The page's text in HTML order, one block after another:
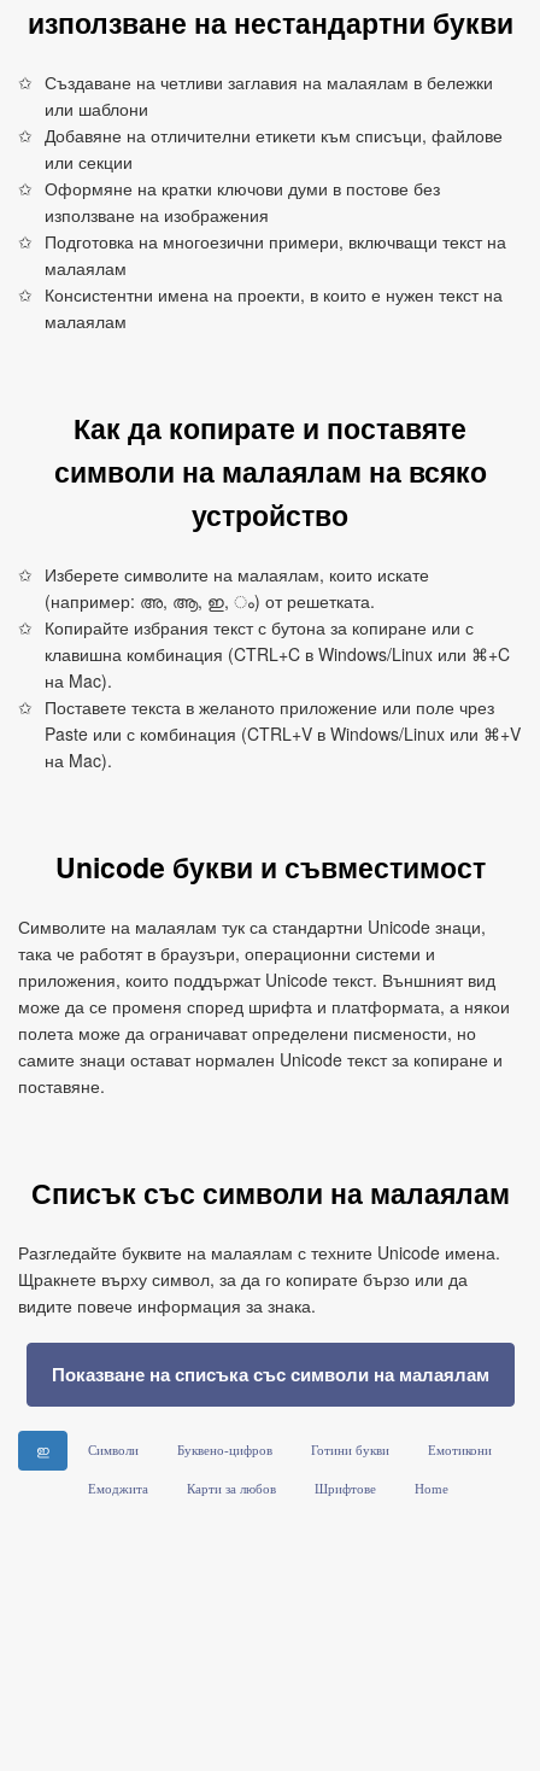
използване на нестандартни букви
Създаване на четливи заглавия на малаялам в бележки
или шаблони
Добавяне на отличителни етикети към списъци, файлове
или секции
Оформяне на кратки ключови думи в постове без
използване на изображения
Подготовка на многоезични примери, включващи текст на
малаялам
Консистентни имена на проекти, в които е нужен текст на
малаялам
Как да копирате и поставяте
символи на малаялам на всяко
устройство
Изберете символите на малаялам, които искате
(например: അ, ആ, ഇ, ം) от решетката.
Копирайте избрания текст с бутона за копиране или с
клавишна комбинация (CTRL+C в Windows/Linux или ⌘+C
на Mac).
Поставете текста в желаното приложение или поле чрез
Paste или с комбинация (CTRL+V в Windows/Linux или ⌘+V
на Mac).
Unicode букви и съвместимост
Символите на малаялам тук са стандартни Unicode знаци,
така че работят в браузъри, операционни системи и
приложения, които поддържат Unicode текст. Външният вид
може да се променя според шрифта и платформата, а някои
полета може да ограничават определени писмености, но
самите знаци остават нормален Unicode текст за копиране и
поставяне.
Списък със символи на малаялам
Разгледайте буквите на малаялам с техните Unicode имена.
Щракнете върху символ, за да го копирате бързо или да
видите повече информация за знака.
Показване на списъка със символи на малаялам
ഇ Символи Буквено-цифров Готини букви Емотикони
Емоджита Карти за любов Шрифтове Home